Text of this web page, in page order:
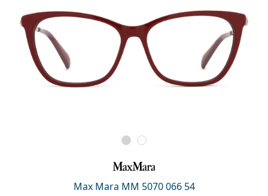
Max Mara MM 5070 066 54